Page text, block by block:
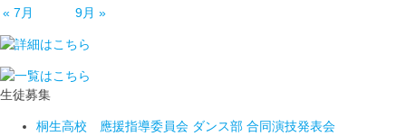
« 7月
9月 »
生徒募集
桐生高校 應援指導委員会 ダンス部 合同演技発表会